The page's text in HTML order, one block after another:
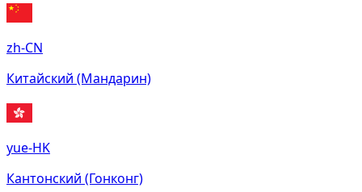
zh-CN
Китайский (Мандарин)
yue-HK
Кантонский (Гонконг)